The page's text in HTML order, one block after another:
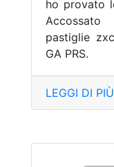
ho provato
pastiglie
GA PRS.
LEGGI DI PIÙ